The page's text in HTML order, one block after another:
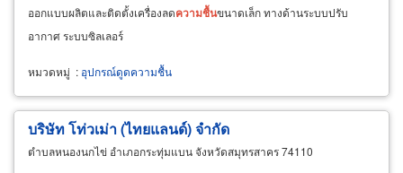
ออกแบบผลิตและติดตั้งเครื่องลดความชื้นขนาดเล็ก ทางด้านระบบปรับ
อากาศ ระบบซิลเลอร์
หมวดหมู่ : อุปกรณ์ดูดความชื้น
บริษัท โท่วเม่า (ไทยแลนด์) จำกัด
ตำบลหนองนกไข่ อำเภอกระทุ่มแบน จังหวัดสมุทรสาคร 74110